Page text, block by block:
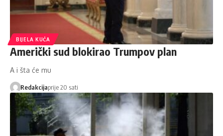
BIJELA KUĆA
Američki sud blokirao Trumpov plan
A i šta će mu
Redakcijaprije 20 sati